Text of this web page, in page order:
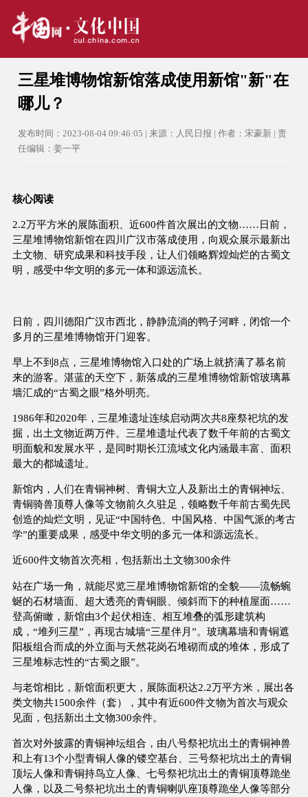
三星堆博物馆新馆落成使用新馆"新"在
哪儿？
发布时间：2023-08-04 09:46:05 | 来源：人民日报 | 作者：宋豪新 | 责
任编辑：姜一平
核心阅读
2.2万平方米的展陈面积、近600件首次展出的文物……日前，
三星堆博物馆新馆在四川广汉市落成使用，向观众展示最新出
土文物、研究成果和科技手段，让人们领略辉煌灿烂的古蜀文
明，感受中华文明的多元一体和源远流长。
日前，四川德阳广汉市西北，静静流淌的鸭子河畔，闭馆一个
多月的三星堆博物馆开门迎客。
早上不到8点，三星堆博物馆入口处的广场上就挤满了慕名前
来的游客。湛蓝的天空下，新落成的三星堆博物馆新馆玻璃幕
墙汇成的“古蜀之眼”格外明亮。
1986年和2020年，三星堆遗址连续启动两次共8座祭祀坑的发
掘，出土文物近两万件。三星堆遗址代表了数千年前的古蜀文
明面貌和发展水平，是同时期长江流域文化内涵最丰富、面积
最大的都城遗址。
新馆内，人们在青铜神树、青铜大立人及新出土的青铜神坛、
青铜骑兽顶尊人像等文物前久久驻足，领略数千年前古蜀先民
创造的灿烂文明，见证“中国特色、中国风格、中国气派的考古
学”的重要成果，感受中华文明的多元一体和源远流长。
近600件文物首次亮相，包括新出土文物300余件
站在广场一角，就能尽览三星堆博物馆新馆的全貌——流畅蜿
蜒的石材墙面、超大透亮的青铜眼、倾斜而下的种植屋面……
登高俯瞰，新馆由3个起伏相连、相互堆叠的弧形建筑构
成，“堆列三星”，再现古城墙“三星伴月”。玻璃幕墙和青铜遮
阳板组合而成的外立面与天然花岗石堆砌而成的堆体，形成了
三星堆标志性的“古蜀之眼”。
与老馆相比，新馆面积更大，展陈面积达2.2万平方米，展出各
类文物共1500余件（套），其中有近600件文物为首次与观众
见面，包括新出土文物300余件。
首次对外披露的青铜神坛组合，由八号祭祀坑出土的青铜神兽
和上有13个小型青铜人像的镂空基台、三号祭祀坑出土的青铜
顶坛人像和青铜持鸟立人像、七号祭祀坑出土的青铜顶尊跪坐
人像，以及二号祭祀坑出土的青铜喇叭座顶尊跪坐人像等部分